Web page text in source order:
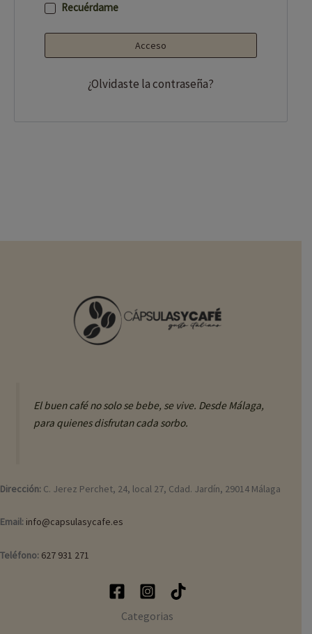
Recuérdame
Acceso
¿Olvidaste la contraseña?
El buen café no solo se bebe, se vive. Desde Málaga,
para quienes disfrutan cada sorbo.
Dirección: C. Jerez Perchet, 24, local 27, Cdad. Jardín, 29014 Málaga
Email: info@capsulasycafe.es
Teléfono: 627 931 271
Categorias